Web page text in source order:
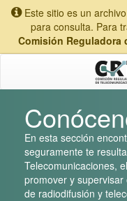
Este sitio es un
para consulta. Para
Comisión Reguladora
En esta sección
seguramente te
Telecomunicaciones,
promover y
de radiodifusión y